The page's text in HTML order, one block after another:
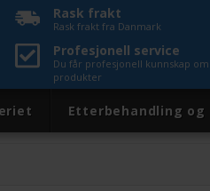
Rask frakt
Rask frakt fra Danmark
Profesjonell service
Du får profesjonell kunnskap
produkter
Etterbehandling